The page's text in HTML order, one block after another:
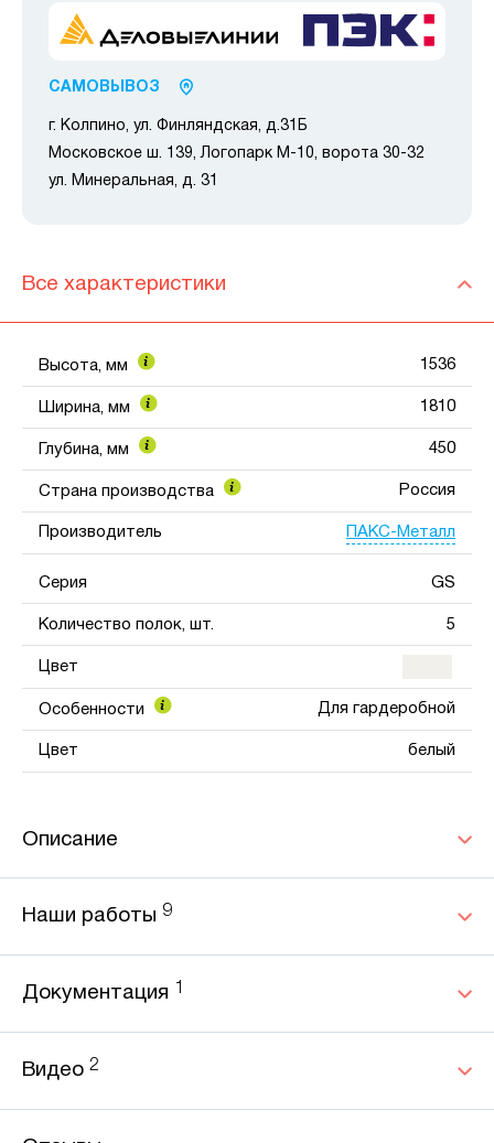
САМОВЫВОЗ
г. Колпино, ул. Финляндская, д.31Б
Московское ш. 139, Логопарк М-10, ворота 30-32
ул. Минеральная, д. 31
Все характеристики
Высота, мм 1536
Ширина, мм 1810
Глубина, мм 450
Страна производства Россия
Производитель ПАКС-Металл
Серия GS
Количество полок, шт. 5
Цвет
Особенности Для гардеробной
Цвет белый
Описание
Наши работы 9
Документация
Видео 2